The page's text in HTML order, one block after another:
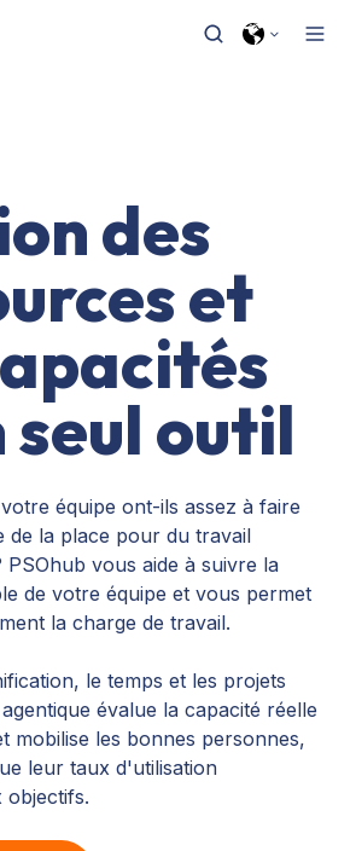
des
et
seul outil
équipe ont-ils assez à faire
de la place pour du travail
PSOhub vous aide à suivre la
de votre équipe et vous permet
la charge de travail.
le temps et les projets
évalue la capacité réelle
mobilise les bonnes personnes,
leur taux d'utilisation
objectifs.